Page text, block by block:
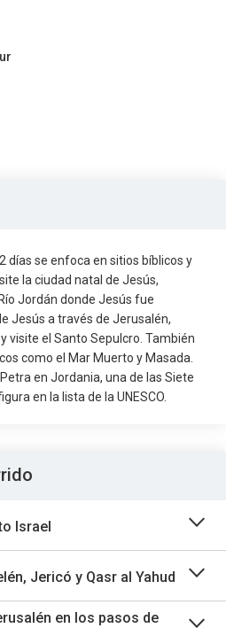
días se enfoca en sitios bíblicos y
e la ciudad natal de Jesús,
Río Jordán donde Jesús fue
Jesús a través de Jerusalén,
visite el Santo Sepulcro. También
como el Mar Muerto y Masada.
en Jordania, una de las Siete
en la lista de la UNESCO.
Israel
Jericó y Qasr al Yahud
en los pasos de